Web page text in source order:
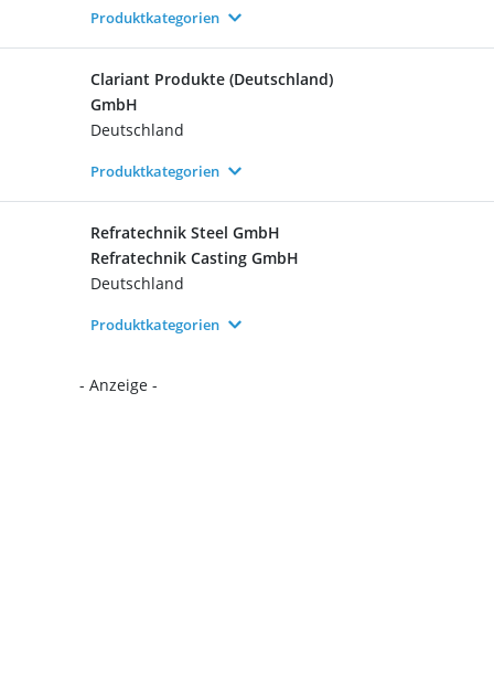
Produktkategorien
Clariant Produkte (Deutschland)
GmbH
Deutschland
Produktkategorien
Refratechnik Steel GmbH
Refratechnik Casting GmbH
Deutschland
Produktkategorien
- Anzeige -